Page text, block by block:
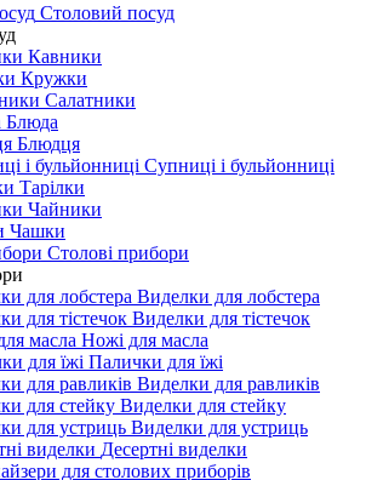
Столовий посуд
Кавники
Кружки
Салатники
Блюда
Блюдця
Супниці і бульйонниці
Тарілки
Чайники
Чашки
Столові прибори
Виделки для лобстера
Виделки для тістечок
Ножі для масла
Палички для їжі
Виделки для равликів
Виделки для стейку
Виделки для устриць
Десертні виделки